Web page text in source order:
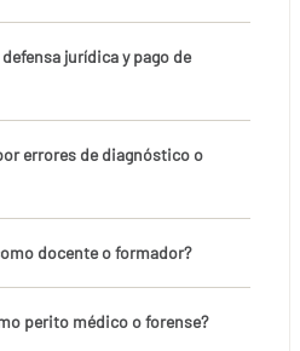
jurídica y pago de
errores de diagnóstico o
docente o formador?
perito médico o forense?